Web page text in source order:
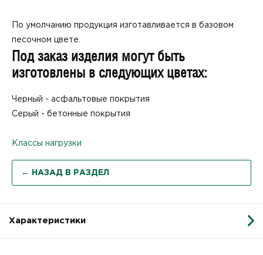
По умолчанию продукция изготавливается в базовом
песочном цвете.
Под заказ изделия могут быть
изготовлены в следующих цветах:
Черный - асфальтовые покрытия
Серый - бетонные покрытия
Классы нагрузки
← НАЗАД В РАЗДЕЛ
Характеристики